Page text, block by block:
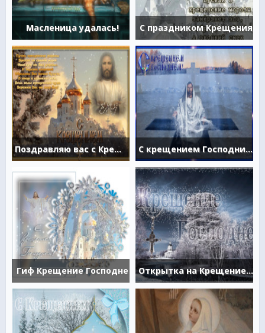
Масленица удалась! С праздником Крещения
Поздравляю вас с Крещением С крещением Господним гиф открытка
Гиф Крещение Господне Открытка на Крещение Господне